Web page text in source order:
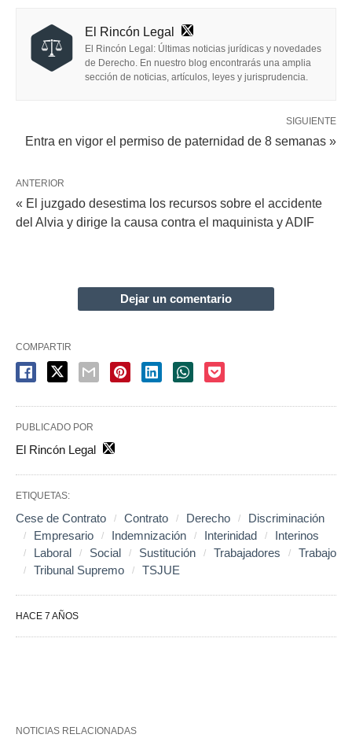
El Rincón Legal
El Rincón Legal: Últimas noticias jurídicas y novedades
de Derecho. En nuestro blog encontrarás una amplia
sección de noticias, artículos, leyes y jurisprudencia.
SIGUIENTE
Entra en vigor el permiso de paternidad de 8 semanas »
ANTERIOR
« El juzgado desestima los recursos sobre el accidente
del Alvia y dirige la causa contra el maquinista y ADIF
Dejar un comentario
COMPARTIR
PUBLICADO POR
El Rincón Legal
ETIQUETAS:
Cese de Contrato Contrato Derecho
Discriminación
Empresario
Indemnización Interinidad
Interinos
Laboral
Social Sustitución Trabajadores
Trabajo
Tribunal Supremo
TSJUE
HACE 7 AÑOS
NOTICIAS RELACIONADAS